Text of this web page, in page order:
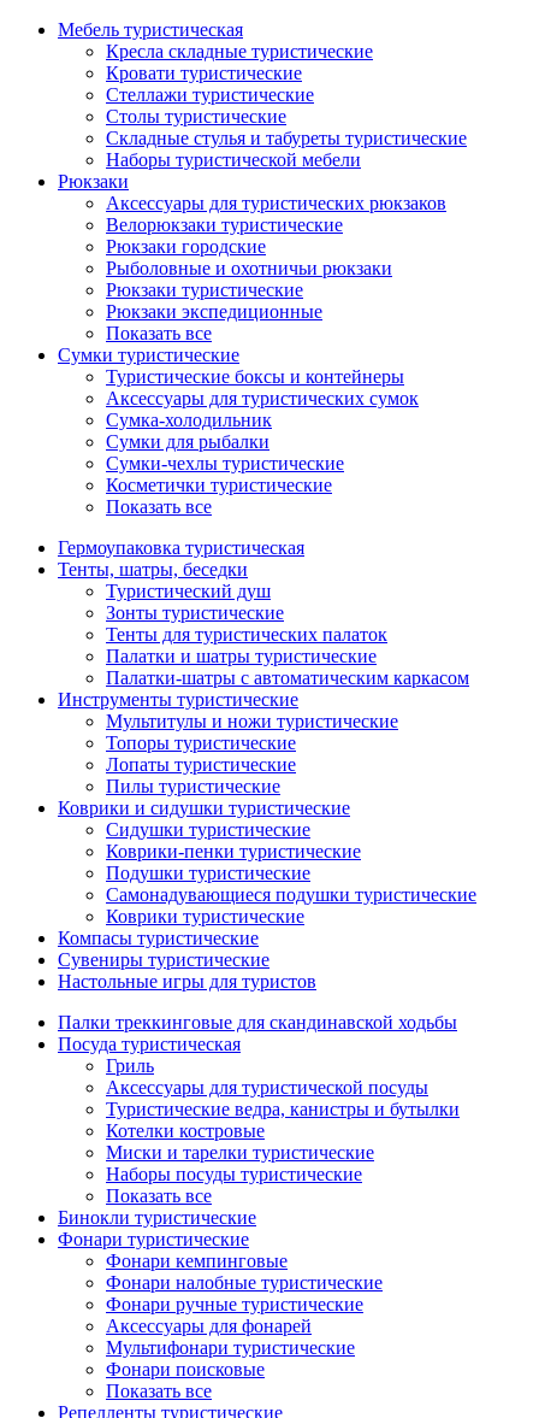
Мебель туристическая
Кресла складные туристические
Кровати туристические
Стеллажи туристические
Столы туристические
Складные стулья и табуреты туристические
Наборы туристической мебели
Рюкзаки
Аксессуары для туристических рюкзаков
Велорюкзаки туристические
Рюкзаки городские
Рыболовные и охотничьи рюкзаки
Рюкзаки туристические
Рюкзаки экспедиционные
Показать все
Сумки туристические
Туристические боксы и контейнеры
Аксессуары для туристических сумок
Сумка-холодильник
Сумки для рыбалки
Сумки-чехлы туристические
Косметички туристические
Показать все
Гермоупаковка туристическая
Тенты, шатры, беседки
Туристический душ
Зонты туристические
Тенты для туристических палаток
Палатки и шатры туристические
Палатки-шатры с автоматическим каркасом
Инструменты туристические
Мультитулы и ножи туристические
Топоры туристические
Лопаты туристические
Пилы туристические
Коврики и сидушки туристические
Сидушки туристические
Коврики-пенки туристические
Подушки туристические
Самонадувающиеся подушки туристические
Коврики туристические
Компасы туристические
Сувениры туристические
Настольные игры для туристов
Палки треккинговые для скандинавской ходьбы
Посуда туристическая
Гриль
Аксессуары для туристической посуды
Туристические ведра, канистры и бутылки
Котелки костровые
Миски и тарелки туристические
Наборы посуды туристические
Показать все
Бинокли туристические
Фонари туристические
Фонари кемпинговые
Фонари налобные туристические
Фонари ручные туристические
Аксессуары для фонарей
Мультифонари туристические
Фонари поисковые
Показать все
Репелленты туристические